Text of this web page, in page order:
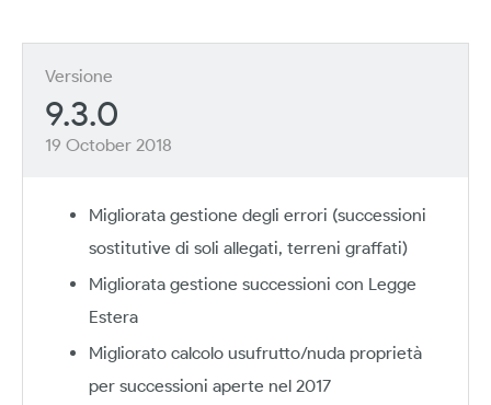
Versione
9.3.0
19 October 2018
Migliorata gestione degli errori (successioni
sostitutive di soli allegati, terreni graffati)
Migliorata gestione successioni con Legge
Estera
Migliorato calcolo usufrutto/nuda proprietà
per successioni aperte nel 2017